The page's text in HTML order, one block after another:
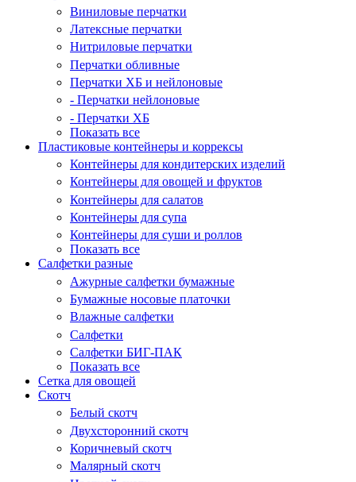
Виниловые перчатки
Латексные перчатки
Нитриловые перчатки
Перчатки обливные
Перчатки ХБ и нейлоновые
- Перчатки нейлоновые
- Перчатки ХБ
Показать все
Пластиковые контейнеры и коррексы
Контейнеры для кондитерских изделий
Контейнеры для овощей и фруктов
Контейнеры для салатов
Контейнеры для супа
Контейнеры для суши и роллов
Показать все
Салфетки разные
Ажурные салфетки бумажные
Бумажные носовые платочки
Влажные салфетки
Салфетки
Салфетки БИГ-ПАК
Показать все
Сетка для овощей
Скотч
Белый скотч
Двухсторонний скотч
Коричневый скотч
Малярный скотч